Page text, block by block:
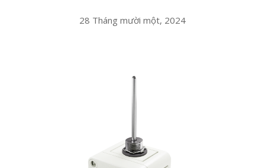
28 Tháng mười một, 2024